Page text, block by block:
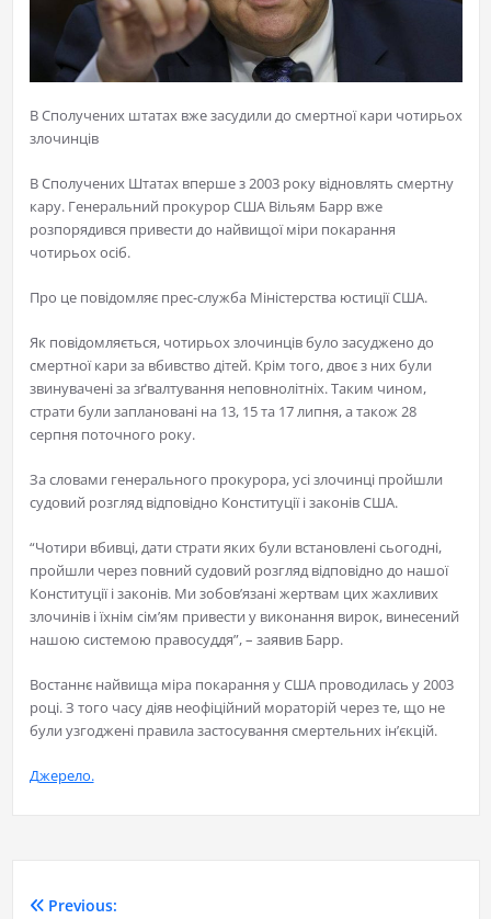
В Сполучених штатах вже засудили до смертної кари чотирьох
злочинців
В Сполучених Штатах вперше з 2003 року відновлять смертну
кару. Генеральний прокурор США Вільям Барр вже
розпорядився привести до найвищої міри покарання
чотирьох осіб.
Про це повідомляє прес-служба Міністерства юстиції США.
Як повідомляється, чотирьох злочинців було засуджено до
смертної кари за вбивство дітей. Крім того, двоє з них були
звинувачені за зґвалтування неповнолітніх. Таким чином,
страти були заплановані на 13, 15 та 17 липня, а також 28
серпня поточного року.
За словами генерального прокурора, усі злочинці пройшли
судовий розгляд відповідно Конституції і законів США.
“Чотири вбивці, дати страти яких були встановлені сьогодні,
пройшли через повний судовий розгляд відповідно до нашої
Конституції і законів. Ми зобов’язані жертвам цих жахливих
злочинів і їхнім сім’ям привести у виконання вирок, винесений
нашою системою правосуддя”, – заявив Барр.
Востаннє найвища міра покарання у США проводилась у 2003
році. З того часу діяв неофіційний мораторій через те, що не
були узгоджені правила застосування смертельних ін’єкцій.
Джерело.
Previous: